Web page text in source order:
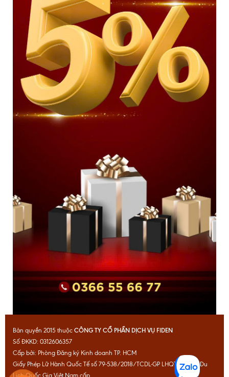
Bản quyền 2015 thuộc CÔNG TY CỔ PHẦN DỊCH VỤ FIDEN
Số ĐKKD: 0312606357
Cấp bởi: Phòng Đăng ký Kinh doanh TP. HCM
Giấy Phép Lữ Hành Quốc Tế số 79-538/2018/TCDL-GP LHQT do Cục Du
Lịch Quốc Gia Việt Nam cấp